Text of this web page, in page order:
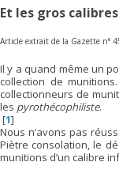
Et les gros calibres
Article extrait de la Gazette n°
Il y a quand même un
collection de
collectionneurs de
les pyrothécophiliste.
[1]
Nous n’avons pas
Piètre consolation, le
munitions d’un calibre